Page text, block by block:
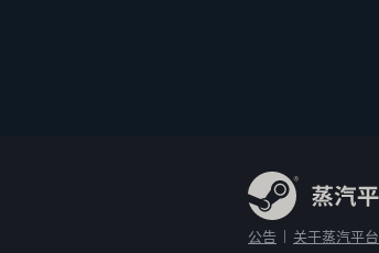
公告 关于蒸汽平台